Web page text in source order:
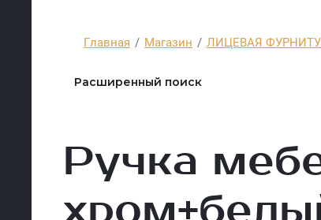
Главная / Магазин / ЛИЦЕВАЯ
Расширенный поиск
Ручка